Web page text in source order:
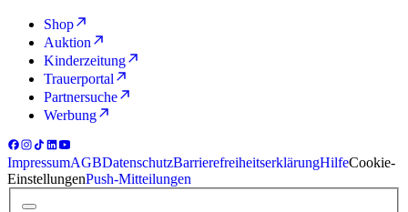
Shop
Auktion
Kinderzeitung
Trauerportal
Partnersuche
Werbung
ImpressumAGBDatenschutzBarrierefreiheitserklärungHilfeCookie-
EinstellungenPush-Mitteilungen